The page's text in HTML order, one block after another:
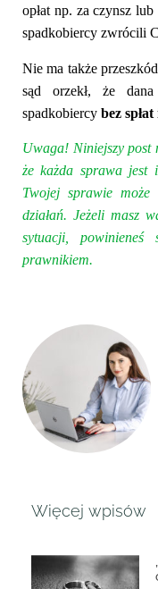
opłat np. za czynsz
spadkobiercy zwrócili
Nie ma także
sąd orzekł, że
spadkobiercy bez
Uwaga! Niniejszy post
że każda sprawa jest
Twojej sprawie może
działań. Jeżeli masz
sytuacji, powinieneś
prawnikiem.
Więcej wpisów